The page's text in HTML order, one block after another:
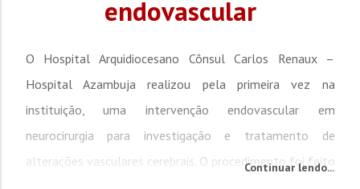
endovascular
O Hospital Arquidiocesano Cônsul Carlos Renaux –
Hospital Azambuja realizou pela primeira vez na
instituição, uma intervenção endovascular em
neurocirurgia para investigação e tratamento de
alterações vasculares cerebrais. O procedimento foi feito
Continuar lendo...